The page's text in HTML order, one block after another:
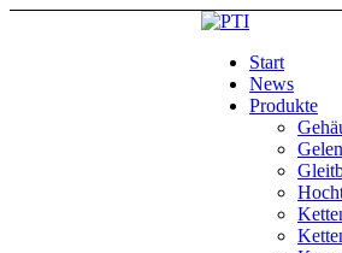
Start
News
Produkte